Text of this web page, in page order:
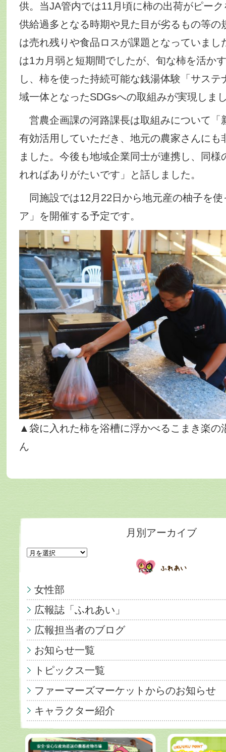
供。当JA管内では11月頃に柿の出荷がピー
供給過多となる時期や見た目が劣るもの等の
は売れ残りや食品ロスが課題となっていまし
は1カ月弱と短期間でしたが、旬な柿を活か
し、柿を使った持続可能な銭湯体験「サステ
域一体となったSDGsへの取組みが実現しま
営農企画課の河路課長は取組みについて「
有効活用していただき、地元の農家さんにも
ました。今後も地域企業同士が連携し、同様
れればありがたいです」と話しました。
同施設では12月22日から地元産の柚子を使
ア」を開催する予定です。
▲袋に入れた柿を浴槽に浮かべるこまき楽の
ん
月別アーカイブ
女性部
広報誌「ふれあい」
広報担当者のブログ
お知らせ一覧
トピックス一覧
ファーマーズマーケットからのお知らせ
キャラクター紹介